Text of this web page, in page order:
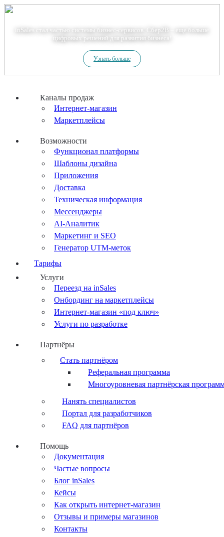
inSales стал частью системы бизнес-сервисов. Сбер2В – еще больше
цифровых решений для развития бизнеса!
Узнать больше
Каналы продаж
Интернет-магазин
Маркетплейсы
Возможности
Функционал платформы
Шаблоны дизайна
Приложения
Доставка
Техническая информация
Мессенджеры
AI-Аналитик
Маркетинг и SEO
Генератор UTM-меток
Тарифы
Услуги
Переезд на inSales
Онбординг на маркетплейсы
Интернет-магазин «под ключ»
Услуги по разработке
Партнёры
Стать партнёром
Реферальная программа
Многоуровневая партнёрская
Нанять специалистов
Портал для разработчиков
FAQ для партнёров
Помощь
Документация
Частые вопросы
Блог inSales
Кейсы
Как открыть интернет-магазин
Отзывы и примеры магазинов
Контакты